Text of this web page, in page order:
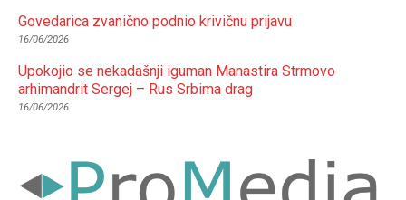
Govedarica zvanično podnio krivičnu prijavu
16/06/2026
Upokojio se nekadašnji iguman Manastira Strmovo
arhimandrit Sergej – Rus Srbima drag
16/06/2026